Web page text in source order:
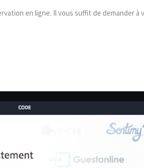
en ligne. Il vous suffit de demander